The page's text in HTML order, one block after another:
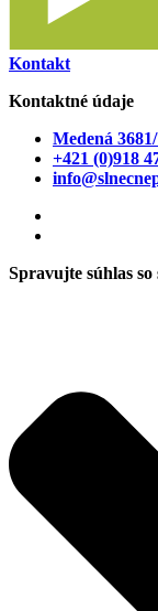
Kontakt
Kontaktné údaje
Medená
+421 (0)918
Spravujte súhlas